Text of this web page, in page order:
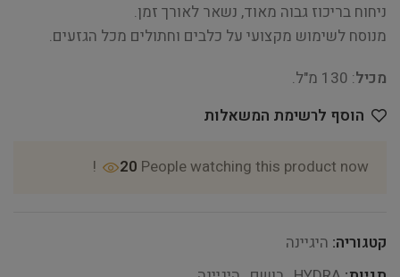
ניחוח בריכוז גבוה מאוד, נשאר לאורך זמן.
מנוסח לשימוש מקצועי על כלבים וחתולים מכל הגזעים.
מכיל: 130 מ"ל.
הוסף לרשימת המשאלות
20 People watching this product now!
קטגוריה: היגיינה